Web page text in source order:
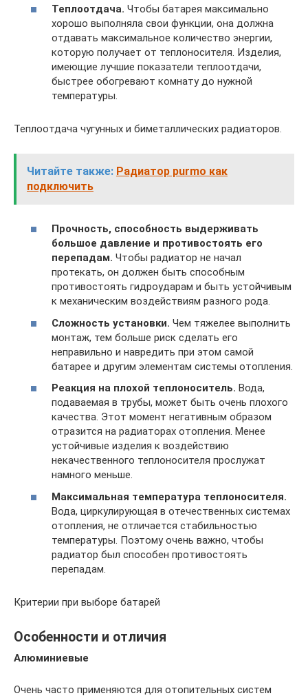
Теплоотдача. Чтобы батарея максимально
хорошо выполняла свои функции, она должна
отдавать максимальное количество энергии,
которую получает от теплоносителя. Изделия,
имеющие лучшие показатели теплоотдачи,
быстрее обогревают комнату до нужной
температуры.
Теплоотдача чугунных и биметаллических радиаторов.
Читайте также: Радиатор purmo как
подключить
Прочность, способность выдерживать
большое давление и противостоять его
перепадам. Чтобы радиатор не начал
протекать, он должен быть способным
противостоять гидроударам и быть устойчивым
к механическим воздействиям разного рода.
Сложность установки. Чем тяжелее выполнить
монтаж, тем больше риск сделать его
неправильно и навредить при этом самой
батарее и другим элементам системы отопления.
Реакция на плохой теплоноситель. Вода,
подаваемая в трубы, может быть очень плохого
качества. Этот момент негативным образом
отразится на радиаторах отопления. Менее
устойчивые изделия к воздействию
некачественного теплоносителя прослужат
намного меньше.
Максимальная температура теплоносителя.
Вода, циркулирующая в отечественных системах
отопления, не отличается стабильностью
температуры. Поэтому очень важно, чтобы
радиатор был способен противостоять
перепадам.
Критерии при выборе батарей
Особенности и отличия
Алюминиевые
Очень часто применяются для отопительных систем